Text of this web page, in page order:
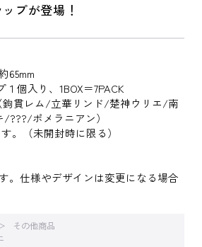
プが登場！
65mm
１個入り、1BOX＝7PACK
鉤貫レム/立華リンド/楚神ウリエ/南
???/ポメラニアン）
。（未開封時に限る）
。仕様やデザインは変更になる場合
その他商品